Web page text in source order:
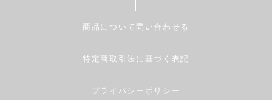
商品について問い合わせる
特定商取引法に基づく表記
プライバシーポリシー